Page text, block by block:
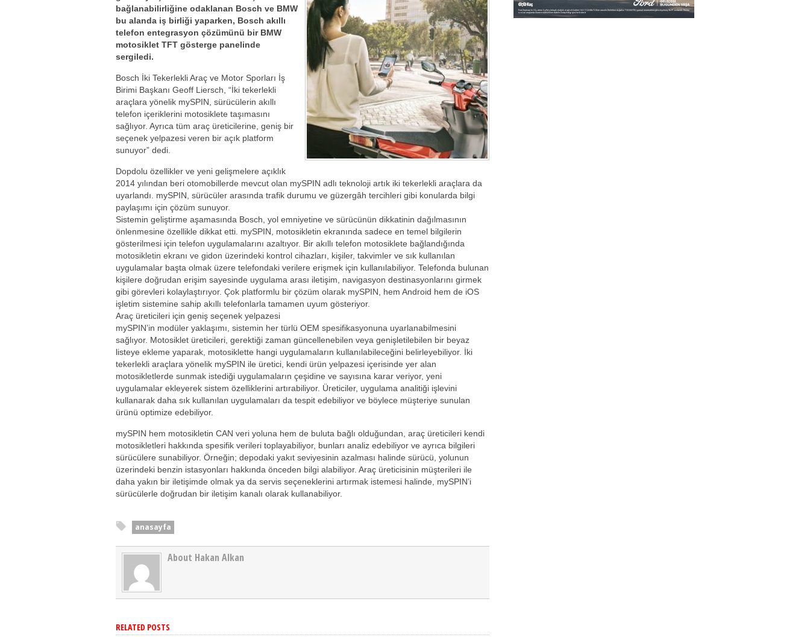
bağlanabilirliğine odaklanan Bosch ve BMW
bu alanda iş birliği yaparken, Bosch akıllı
telefon entegrasyon çözümünü bir BMW
motosiklet TFT gösterge panelinde
sergiledi.
Bosch İki Tekerlekli Araç ve Motor Sporları İş
Birimi Başkanı Geoff Liersch, “İki tekerlekli
araçlara yönelik mySPIN, sürücülerin akıllı
telefon içeriklerini motosiklete taşımasını
sağlıyor. Ayrıca tüm araç üreticilerine, geniş bir
seçenek yelpazesi veren bir açık platform
sunuyor” dedi.
Dopdolu özellikler ve yeni gelişmelere açıklık
2014 yılından beri otomobillerde mevcut olan mySPIN adlı teknoloji artık iki tekerlekli araçlara da
uyarlandı. mySPIN, sürücüler arasında trafik durumu ve güzergâh tercihleri gibi konularda bilgi
paylaşımı için çözüm sunuyor.
Sistemin geliştirme aşamasında Bosch, yol emniyetine ve sürücünün dikkatinin dağılmasının
önlenmesine özellikle dikkat etti. mySPIN, motosikletin ekranında sadece en temel bilgilerin
gösterilmesi için telefon uygulamalarını azaltıyor. Bir akıllı telefon motosiklete bağlandığında
motosikletin ekranı ve gidon üzerindeki kontrol cihazları, kişiler, takvimler ve sık kullanılan
uygulamalar başta olmak üzere telefondaki verilere erişmek için kullanılabiliyor. Telefonda bulunan
kişilere doğrudan erişim sayesinde uygulama arası iletişim, navigasyon destinasyonlarını girmek
gibi görevleri kolaylaştırıyor. Çok platformlu bir çözüm olarak mySPIN, hem Android hem de iOS
işletim sistemine sahip akıllı telefonlarla tamamen uyum gösteriyor.
Araç üreticileri için geniş seçenek yelpazesi
mySPIN’in modüler yaklaşımı, sistemin her türlü OEM spesifikasyonuna uyarlanabilmesini
sağlıyor. Motosiklet üreticileri, gerektiği zaman güncellenebilen veya genişletilebilen bir beyaz
listeye ekleme yaparak, motosiklette hangi uygulamaların kullanılabileceğini belirleyebiliyor. İki
tekerlekli araçlara yönelik mySPIN ile üretici, kendi ürün yelpazesi içerisinde yer alan
motosikletlerde sunmak istediği uygulamaların çeşidine ve sayısına karar veriyor, yeni
uygulamalar ekleyerek sistem özelliklerini artırabiliyor. Üreticiler, uygulama analitiği işlevini
kullanarak daha sık kullanılan uygulamaları da tespit edebiliyor ve böylece müşteriye sunulan
ürünü optimize edebiliyor.
mySPIN hem motosikletin CAN veri yoluna hem de buluta bağlı olduğundan, araç üreticileri kendi
motosikletleri hakkında spesifik verileri toplayabiliyor, bunları analiz edebiliyor ve ayrıca bilgileri
sürücülere sunabiliyor. Örneğin; depodaki yakıt seviyesinin azalması halinde sürücü, yolunun
üzerindeki benzin istasyonları hakkında önceden bilgi alabiliyor. Araç üreticisinin müşterileri ile
daha yakın bir iletişimde olmak ya da servis seçeneklerini artırmak istemesi halinde, mySPIN’i
sürücülerle doğrudan bir iletişim kanalı olarak kullanabiliyor.
anasayfa
About Hakan Alkan
RELATED POSTS